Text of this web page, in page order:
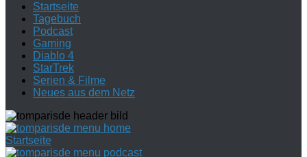
Startseite
Tagebuch
Podcast
Gaming
Diablo 4
StarTrek
Serien & Filme
Neues aus dem Netz
Startseite